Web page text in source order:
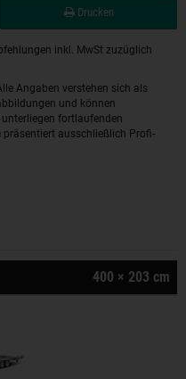
Drucken
inkl. MwSt zuzüglich
Angaben verstehen sich als
und können
fortlaufenden
präsentiert ausschließlich Profi-
400 × 203 cm